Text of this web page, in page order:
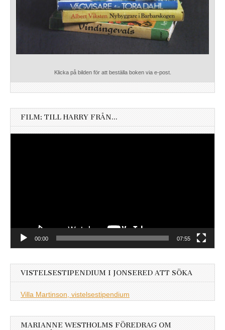
Klicka på bilden för att beställa boken via e-post.
FILM: TILL HARRY FRÅN…
00:00 07:55
VISTELSESTIPENDIUM I JONSERED ATT SÖKA
Villa Martinson, vistelsestipendium
MARIANNE WESTHOLMS FÖREDRAG OM